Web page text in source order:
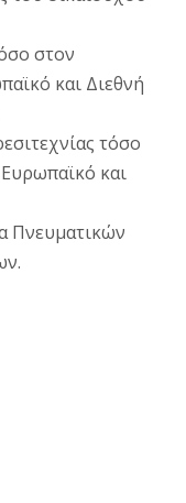
στον
και Διεθνή
τόσο
και
Πνευματικών